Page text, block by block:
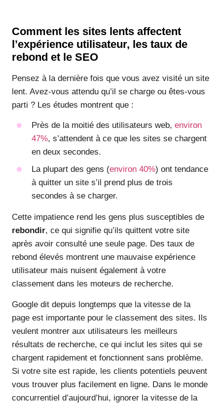
Comment les sites lents affectent
l’expérience utilisateur, les taux de
rebond et le SEO
Pensez à la dernière fois que vous avez visité un site
lent. Avez-vous attendu qu’il se charge ou êtes-vous
parti ? Les études montrent que :
Près de la moitié des utilisateurs web, environ
47%, s’attendent à ce que les sites se chargent
en deux secondes.
La plupart des gens (environ 40%) ont tendance
à quitter un site s’il prend plus de trois
secondes à se charger.
Cette impatience rend les gens plus susceptibles de
rebondir, ce qui signifie qu’ils quittent votre site
après avoir consulté une seule page. Des taux de
rebond élevés montrent une mauvaise expérience
utilisateur mais nuisent également à votre
classement dans les moteurs de recherche.
Google dit depuis longtemps que la vitesse de la
page est importante pour le classement des sites. Ils
veulent montrer aux utilisateurs les meilleurs
résultats de recherche, ce qui inclut les sites qui se
chargent rapidement et fonctionnent sans problème.
Si votre site est rapide, les clients potentiels peuvent
vous trouver plus facilement en ligne. Dans le monde
concurrentiel d’aujourd’hui, ignorer la vitesse de la